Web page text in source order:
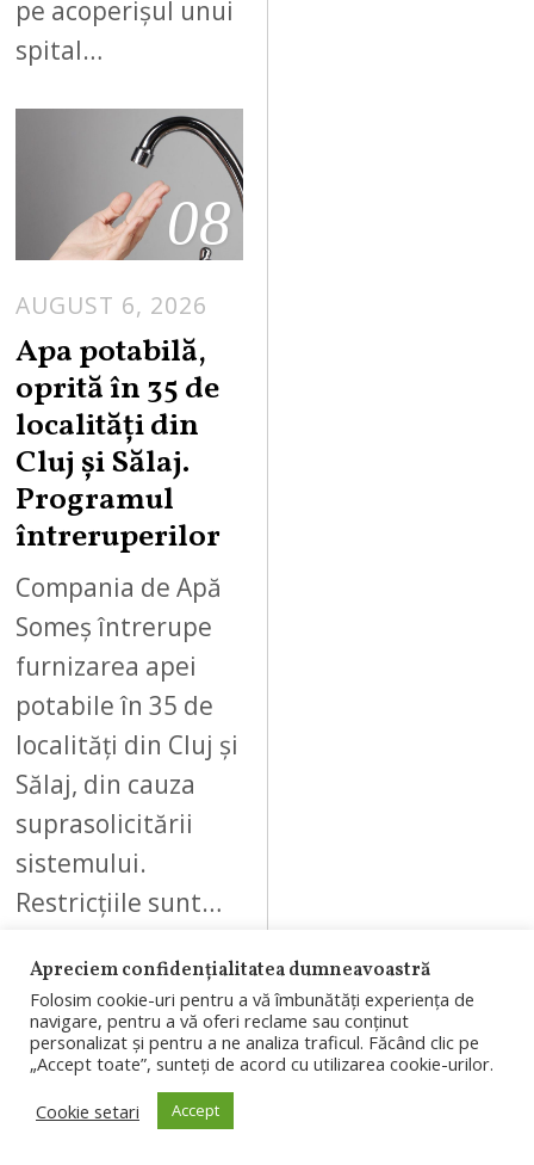
pe acoperișul unui
spital…
08
AUGUST 6, 2026
Apa potabilă,
oprită în 35 de
localități din
Cluj și Sălaj.
Programul
întreruperilor
Compania de Apă
Someș întrerupe
furnizarea apei
potabile în 35 de
localități din Cluj și
Sălaj, din cauza
suprasolicitării
sistemului.
Restricțiile sunt…
09
Apreciem confidențialitatea dumneavoastră
Folosim cookie-uri pentru a vă îmbunătăți experiența de
navigare, pentru a vă oferi reclame sau conținut
personalizat și pentru a ne analiza traficul. Făcând clic pe
„Accept toate”, sunteți de acord cu utilizarea cookie-urilor.
Cookie setari
Accept